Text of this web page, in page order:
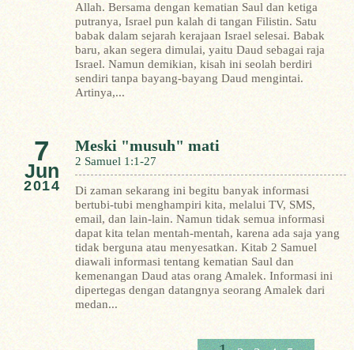
Allah. Bersama dengan kematian Saul dan ketiga
putranya, Israel pun kalah di tangan Filistin. Satu
babak dalam sejarah kerajaan Israel selesai. Babak
baru, akan segera dimulai, yaitu Daud sebagai raja
Israel. Namun demikian, kisah ini seolah berdiri
sendiri tanpa bayang-bayang Daud mengintai.
Artinya,...
7
Jun
2014
Meski "musuh" mati
2 Samuel 1:1-27
Di zaman sekarang ini begitu banyak informasi
bertubi-tubi menghampiri kita, melalui TV, SMS,
email, dan lain-lain. Namun tidak semua informasi
dapat kita telan mentah-mentah, karena ada saja yang
tidak berguna atau menyesatkan. Kitab 2 Samuel
diawali informasi tentang kematian Saul dan
kemenangan Daud atas orang Amalek. Informasi ini
dipertegas dengan datangnya seorang Amalek dari
medan...